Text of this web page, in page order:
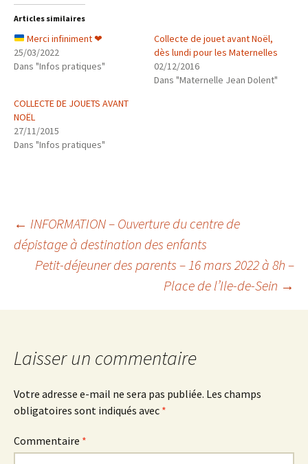
Articles similaires
Merci infiniment❤
25/03/2022
Dans "Infos pratiques"
Collecte de jouet avant Noël,
dès lundi pour les Maternelles
02/12/2016
Dans "Maternelle Jean Dolent"
COLLECTE DE JOUETS AVANT
NOËL
27/11/2015
Dans "Infos pratiques"
Navigation
des
articles
← INFORMATION – Ouverture du centre de
dépistage à destination des enfants
Petit-déjeuner des parents – 16 mars 2022 à 8h –
Place de l’Ile-de-Sein →
Laisser un commentaire
Votre adresse e-mail ne sera pas publiée. Les champs
obligatoires sont indiqués avec *
Commentaire *